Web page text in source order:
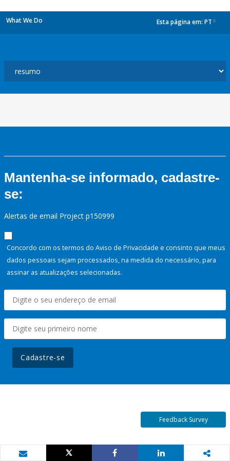
What We Do Esta página em: PT
Mantenha-se informado, cadastre-
se:
Alertas de email Project p150999
Concordo com os termos do Aviso de Privacidade e consinto que meus
dados pessoais sejam processados, na medida do necessário, para
assinar as atualizações selecionadas.
Cadastre-se
Feedback Survey